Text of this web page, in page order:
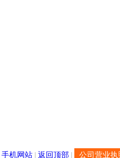
手机网站 | 返回顶部 | 公司营业